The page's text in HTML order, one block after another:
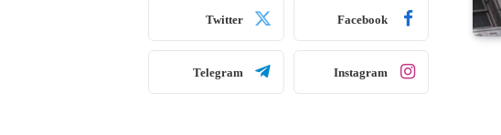
Facebook
Twitter
Instagram
Telegram